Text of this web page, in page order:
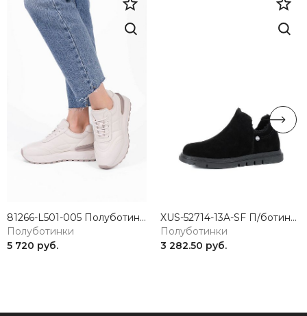
81266-L501-005 Полуботинки женские натуральная кожа бежевый 365
Полуботинки
5 720 руб.
XUS-52714-13A-SF П/ботинки женские натуральная кожа черный Madella
Полуботинки
3 282.50 руб.